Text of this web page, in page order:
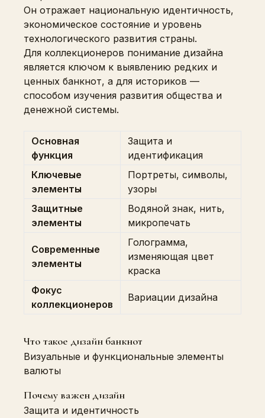
Он отражает национальную идентичность,
экономическое состояние и уровень
технологического развития страны.
Для коллекционеров понимание дизайна
является ключом к выявлению редких и
ценных банкнот, а для историков —
способом изучения развития общества и
денежной системы.
Основная
функция
Защита и
идентификация
Ключевые
элементы
Портреты, символы,
узоры
Защитные
элементы
Водяной знак, нить,
микропечать
Современные
элементы
Голограмма,
изменяющая цвет
краска
Фокус
коллекционеров
Вариации дизайна
Что такое дизайн банкнот
Визуальные и функциональные элементы
валюты
Почему важен дизайн
Защита и идентичность